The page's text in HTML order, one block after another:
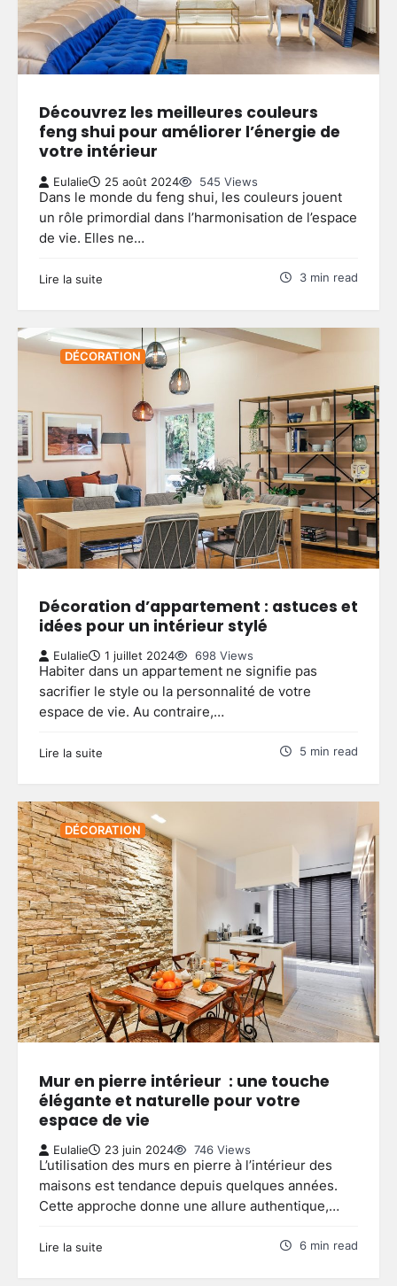
Découvrez les meilleures couleurs
feng shui pour améliorer l’énergie de
votre intérieur
Eulalie 25 août 2024 545 Views
Dans le monde du feng shui, les couleurs jouent
un rôle primordial dans l’harmonisation de l’espace
de vie. Elles ne…
Lire la suite 3 min read
DÉCORATION
Décoration d’appartement : astuces et
idées pour un intérieur stylé
Eulalie 1 juillet 2024 698 Views
Habiter dans un appartement ne signifie pas
sacrifier le style ou la personnalité de votre
espace de vie. Au contraire,…
Lire la suite 5 min read
DÉCORATION
Mur en pierre intérieur : une touche
élégante et naturelle pour votre
espace de vie
Eulalie 23 juin 2024 746 Views
L’utilisation des murs en pierre à l’intérieur des
maisons est tendance depuis quelques années.
Cette approche donne une allure authentique,…
Lire la suite 6 min read